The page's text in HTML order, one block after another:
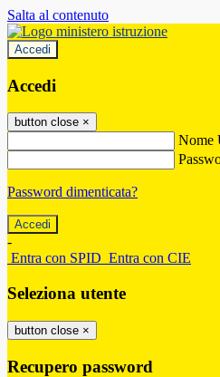
Salta al contenuto
Accedi
Accedi
button close ×
Nome
Password dimenticata?
-
Entra con SPID Entra con CIE
Seleziona utente
button close ×
Recupero password